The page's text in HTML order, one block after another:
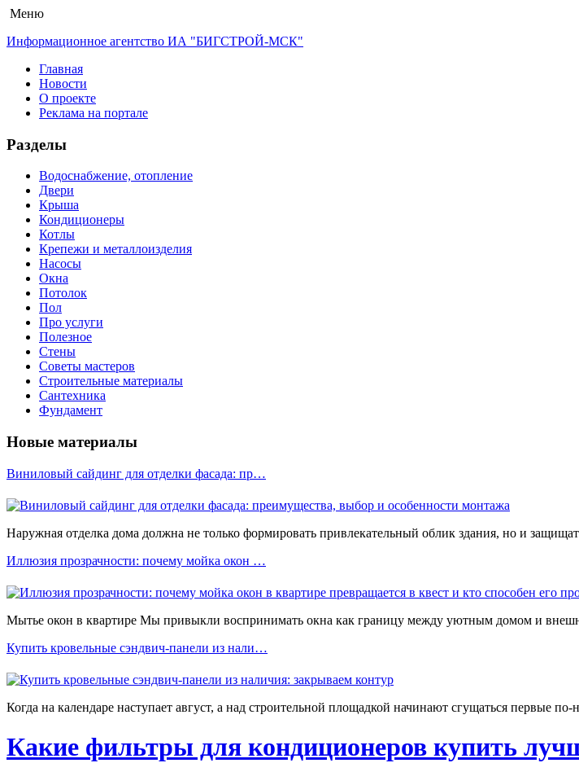
Меню
Информационное агентство ИА "БИГСТРОЙ-МСК"
Главная
Новости
О проекте
Реклама на портале
Разделы
Водоснабжение, отопление
Двери
Крыша
Кондиционеры
Котлы
Крепежи и металлоизделия
Насосы
Окна
Потолок
Пол
Про услуги
Полезное
Стены
Советы мастеров
Строительные материалы
Сантехника
Фундамент
Новые материалы
Виниловый сайдинг для отделки фасада: пр…
Наружная отделка дома должна не только формировать привлекательный облик здания, но и
Иллюзия прозрачности: почему мойка окон …
Мытье окон в квартире Мы привыкли воспринимать окна как границу между уютным домом и
Купить кровельные сэндвич-панели из нали…
Когда на календаре наступает август, а над строительной площадкой начинают сгущаться первые
Какие фильтры для кондиционеров купить